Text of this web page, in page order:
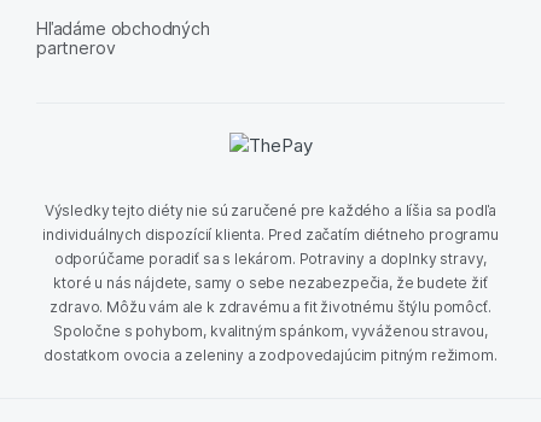
Hľadáme obchodných
partnerov
Výsledky tejto diéty nie sú zaručené pre každého a líšia sa podľa
individuálnych dispozícií klienta. Pred začatím diétneho programu
odporúčame poradiť sa s lekárom. Potraviny a doplnky stravy,
ktoré u nás nájdete, samy o sebe nezabezpečia, že budete žiť
zdravo. Môžu vám ale k zdravému a fit životnému štýlu pomôcť.
Spoločne s pohybom, kvalitným spánkom, vyváženou stravou,
dostatkom ovocia a zeleniny a zodpovedajúcim pitným režimom.